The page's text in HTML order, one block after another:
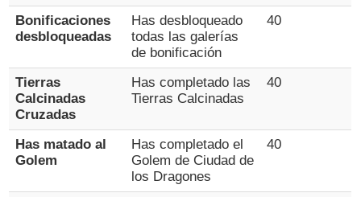
Bonificaciones
desbloqueadas
Has desbloqueado
todas las galerías
de bonificación
40
Tierras
Calcinadas
Cruzadas
Has completado las
Tierras Calcinadas
40
Has matado al
Golem
Has completado el
Golem de Ciudad de
los Dragones
40